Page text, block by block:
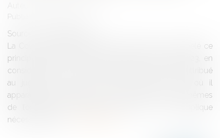
Auteur : PORCHET Thomas
Publié le :
Source :
La Cour administrative d’appel de Toulouse a rappelé ce
principe dans son arrêt n° 21TL01266 du 6 juin 2023, en
considérant que : « Eu égard à la nature de l’office attribué
au juge des référés et sous réserve du cas où il
apparaîtrait, compte tenu notamment des termes mêmes
de l’ordonnance, qu’allant au-delà de ce qu’implique
nécessairement...